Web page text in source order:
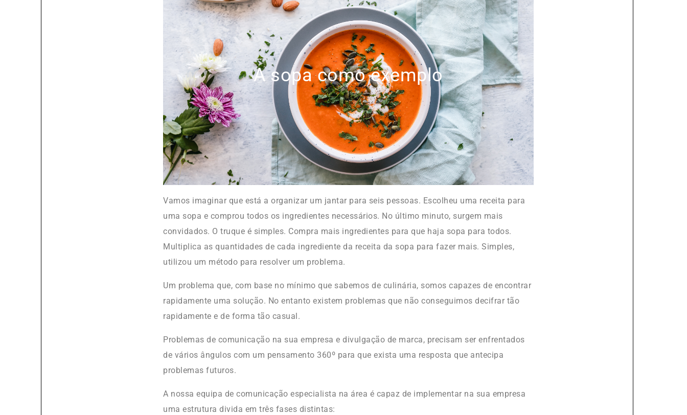
A sopa como exemplo
Vamos imaginar que está a organizar um jantar para seis pessoas. Escolheu uma receita para
uma sopa e comprou todos os ingredientes necessários. No último minuto, surgem mais
convidados. O truque é simples. Compra mais ingredientes para que haja sopa para todos.
Multiplica as quantidades de cada ingrediente da receita da sopa para fazer mais. Simples,
utilizou um método para resolver um problema.
Um problema que, com base no mínimo que sabemos de culinária, somos capazes de encontrar
rapidamente uma solução. No entanto existem problemas que não conseguimos decifrar tão
rapidamente e de forma tão casual.
Problemas de comunicação na sua empresa e divulgação de marca, precisam ser enfrentados
de vários ângulos com um pensamento 360º para que exista uma resposta que antecipa
problemas futuros.
A nossa equipa de comunicação especialista na área é capaz de implementar na sua empresa
uma estrutura divida em três fases distintas: